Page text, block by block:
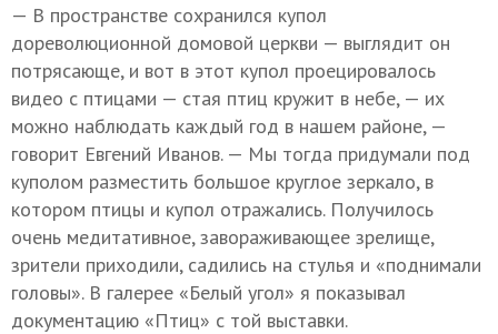
— В пространстве сохранился купол
дореволюционной домовой церкви — выглядит он
потрясающе, и вот в этот купол проецировалось
видео с птицами — стая птиц кружит в небе, — их
можно наблюдать каждый год в нашем районе, —
говорит Евгений Иванов. — Мы тогда придумали под
куполом разместить большое круглое зеркало, в
котором птицы и купол отражались. Получилось
очень медитативное, завораживающее зрелище,
зрители приходили, садились на стулья и «поднимали
головы». В галерее «Белый угол» я показывал
документацию «Птиц» с той выставки.